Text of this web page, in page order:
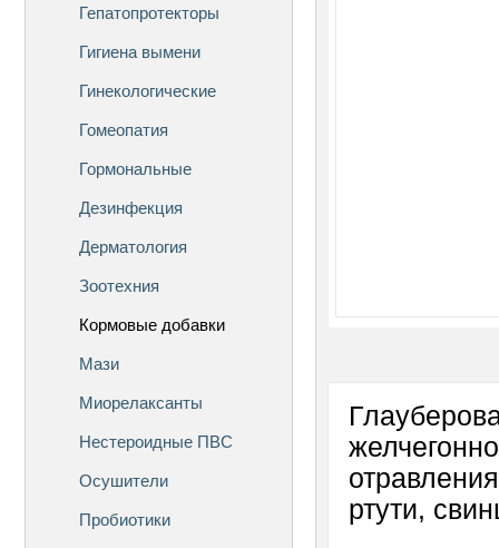
Гепатопротекторы
Гигиена вымени
Гинекологические
Гомеопатия
Гормональные
Дезинфекция
Дерматология
Зоотехния
Кормовые добавки
Мази
Миорелаксанты
Нестероидные ПВС
Осушители
Пробиотики
ртути,